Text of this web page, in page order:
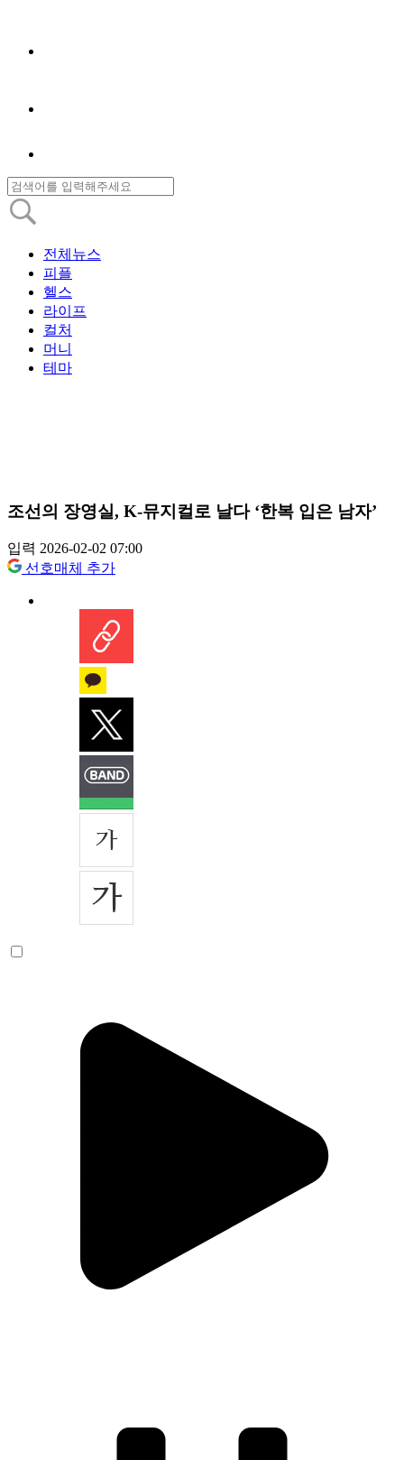
전체뉴스
피플
헬스
라이프
컬처
머니
테마
조선의 장영실, K-뮤지컬로 날다 ‘한복 입은 남자’
입력 2026-02-02 07:00
선호매체 추가